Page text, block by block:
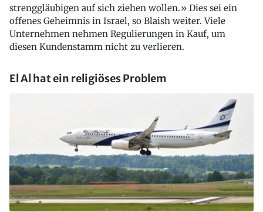
strenggläubigen auf sich ziehen wollen.» Dies sei ein
offenes Geheimnis in Israel, so Blaish weiter. Viele
Unternehmen nehmen Regulierungen in Kauf, um
diesen Kundenstamm nicht zu verlieren.
El Al hat ein religiöses Problem